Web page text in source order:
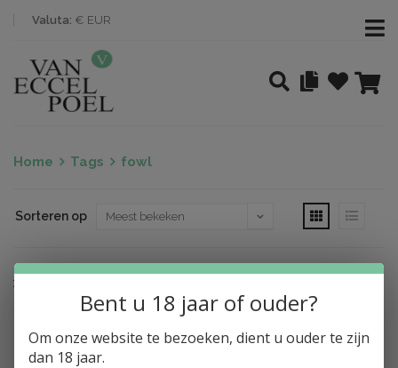
Valuta: € EUR
Home Tags fowl
Sorteren op
Nothing found
Bent u 18 jaar of ouder?
Om onze website te bezoeken, dient u ouder te zijn
dan 18 jaar.